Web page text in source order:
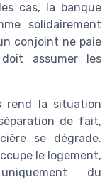
cas, la banque
solidairement
conjoint ne paie
assumer les
rend la situation
de fait,
se dégrade.
le logement,
du